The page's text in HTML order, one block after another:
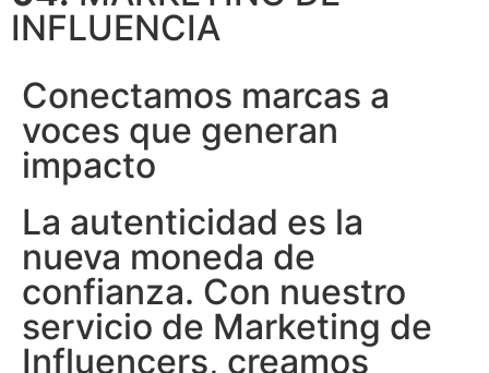
INFLUENCIA
Conectamos marcas a
voces que generan
impacto
La autenticidad es la
nueva moneda de
confianza. Con nuestro
servicio de Marketing de
Influencers, creamos